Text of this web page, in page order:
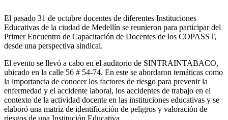
El pasado 31 de octubre docentes de diferentes Instituciones
Educativas de la ciudad de Medellín se reunieron para participar del
Primer Encuentro de Capacitación de Docentes de los COPASST,
desde una perspectiva sindical.
El evento se llevó a cabo en el auditorio de SINTRAINTABACO,
ubicado en la calle 56 # 54-74. En este se abordaron temáticas como
la importancia de conocer los factores de riesgo para prevenir la
enfermedad y el accidente laboral, los accidentes de trabajo en el
contexto de la actividad docente en las instituciones educativas y se
elaboró una matriz de identificación de peligros y valoración de
riesgos de una Institución Educativa.